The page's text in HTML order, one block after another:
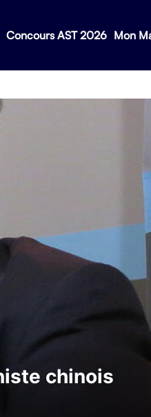
Concours AST 2026 Mon
chinois